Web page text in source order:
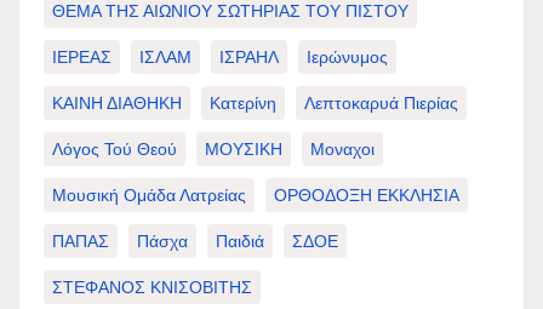
ΘΕΜΑ ΤΗΣ ΑΙΩΝΙΟΥ ΣΩΤΗΡΙΑΣ ΤΟΥ ΠΙΣΤΟΥ
ΙΕΡΕΑΣ ΙΣΛΑΜ ΙΣΡΑΗΛ Ιερώνυμος
ΚΑΙΝΗ ΔΙΑΘΗΚΗ Κατερίνη Λεπτοκαρυά Πιερίας
Λόγος Τού Θεού ΜΟΥΣΙΚΗ Μοναχοι
Μουσική Ομάδα Λατρείας ΟΡΘΟΔΟΞΗ ΕΚΚΛΗΣΙΑ
ΠΑΠΑΣ Πάσχα Παιδιά ΣΔΟΕ
ΣΤΕΦΑΝΟΣ ΚΝΙΣΟΒΙΤΗΣ